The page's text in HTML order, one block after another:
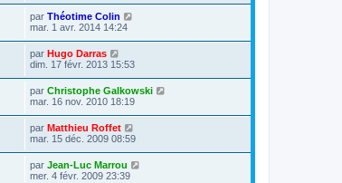
par Théotime Colin
mar. 1 avr. 2014 14:24
par Hugo Darras
dim. 17 févr. 2013 15:53
par Christophe Galkowski
mar. 16 nov. 2010 18:19
par Matthieu Roffet
mar. 15 déc. 2009 08:59
par Jean-Luc Marrou
mer. 4 févr. 2009 23:39